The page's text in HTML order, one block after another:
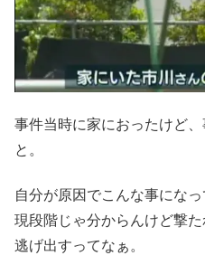
事件当時に家におったけど
と。
自分が原因でこんな事にな
現段階じゃ分からんけど撃
逃げ出すってなぁ。